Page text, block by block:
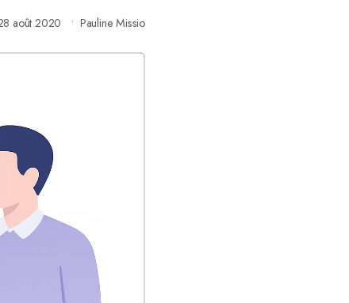
août 2020 Pauline Missio